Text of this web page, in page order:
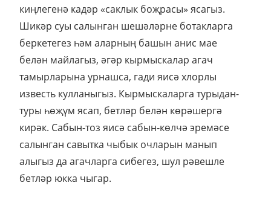
киңлегенә кадәр «саклык боҗрасы» ясагыз.
Шикәр суы салынган шешәләрне ботакларга
беркетегез һәм аларның башын анис мае
белән майлагыз, әгәр кырмыскалар агач
тамырларына урнашса, гади яисә хлорлы
известь кулланыгыз. Кырмыскаларга турыдан-
туры һөҗүм ясап, бетләр белән көрәшергә
кирәк. Сабын-тоз яисә сабын-көлчә эремәсе
салынган савытка чыбык очларын манып
алыгыз да агачларга сибегез, шул рәвешле
бетләр юкка чыгар.